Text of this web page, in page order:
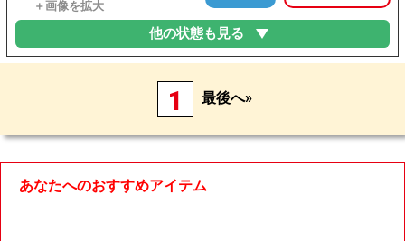
他の状態も見る
1 最後へ»
あなたへのおすすめアイテム